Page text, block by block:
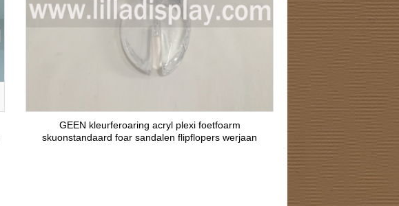
GEEN kleurferoaring acryl plexi foetfoarm
skuonstandaard foar sandalen flipflopers werjaan